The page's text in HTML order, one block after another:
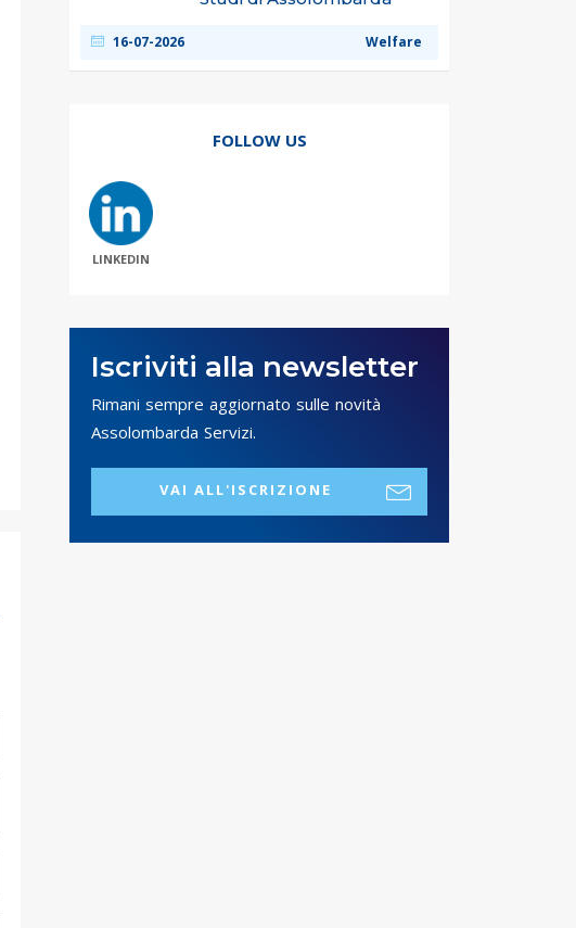
16-07-2026 Welfare
FOLLOW US
LINKEDIN
Iscriviti alla newsletter
Rimani sempre aggiornato sulle novità
Assolombarda Servizi.
VAI ALL'ISCRIZIONE